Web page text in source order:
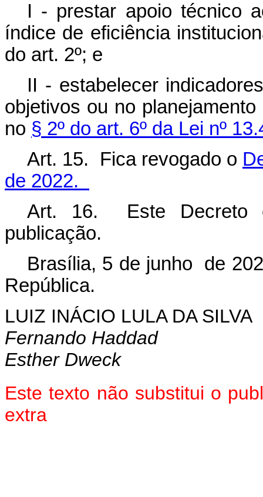
I - prestar apoio técnico
índice de eficiência
do art. 2º; e
II - estabelecer
objetivos ou no
no § 2º do art. 6º da Lei nº
Art. 15. Fica revogado o
de 2022.
Art. 16.
Este
publicação.
Brasília, 5 de junho de
República.
LUIZ INÁCIO LULA DA SILVA
Fernando Haddad
Esther Dweck
Este texto não substitui o
extra